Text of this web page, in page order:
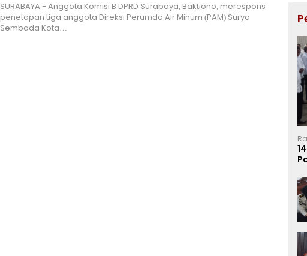
‎SURABAYA - Anggota Komisi B DPRD Surabaya, Baktiono, merespons
penetapan tiga anggota Direksi Perumda Air Minum (PAM) Surya
Sembada Kota…